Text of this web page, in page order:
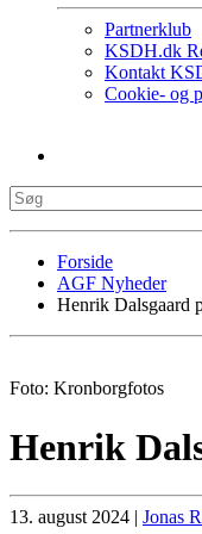
Partnerklub
KSDH.dk
Kontakt
Cookie- og
Forside
AGF Nyheder
Henrik Dalsgaard
Foto: Kronborgfotos
Henrik
13. august 2024 | Jonas